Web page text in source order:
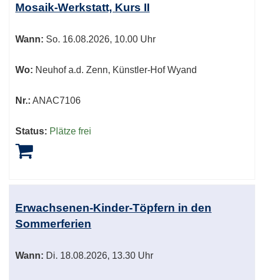
Mosaik-Werkstatt, Kurs II
Wann: So. 16.08.2026, 10.00 Uhr
Wo: Neuhof a.d. Zenn, Künstler-Hof Wyand
Nr.: ANAC7106
Status: Plätze frei
Erwachsenen-Kinder-Töpfern in den
Sommerferien
Wann: Di. 18.08.2026, 13.30 Uhr